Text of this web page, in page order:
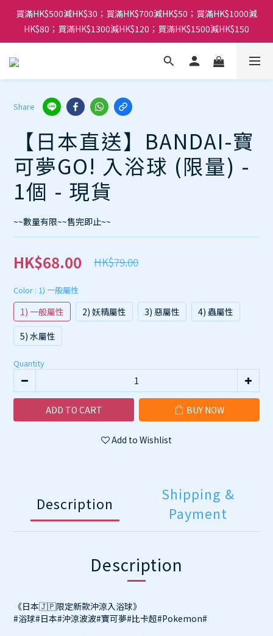
買滿HK$500減HK$30；買滿HK$700減HK$50；買滿HK$1000減
HK$80；買滿HK$1300減HK$120；買滿HK$1500減HK$150
Share
【日本直送】BANDAI-寶
可夢GO! 入浴球 (限量) -
1個 - 現貨
~~數量有限~~售完即止~~
HK$68.00 HK$79.00
Color : 1) 一般屬性
1) 一般屬性 2) 妖精屬性 3) 惡屬性
4) 蟲屬性
5) 水屬性
Quantity
ADD TO CART BUY NOW
Add to Wishlist
Description
Shipping &
Payment
Description
《日本🇯🇵限定新款沖涼入浴球》
#浴球#日本#沖涼波波#寶可夢#比卡超#Pokemon#